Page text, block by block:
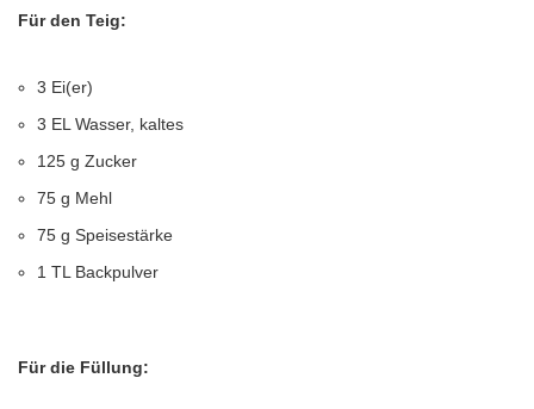
Für den Teig:
3 Ei(er)
3 EL Wasser, kaltes
125 g Zucker
75 g Mehl
75 g Speisestärke
1 TL Backpulver
Für die Füllung: